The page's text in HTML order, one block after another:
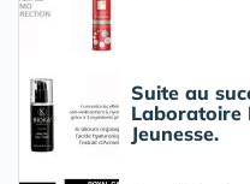
Suite au
Laboratoire
Jeunesse.